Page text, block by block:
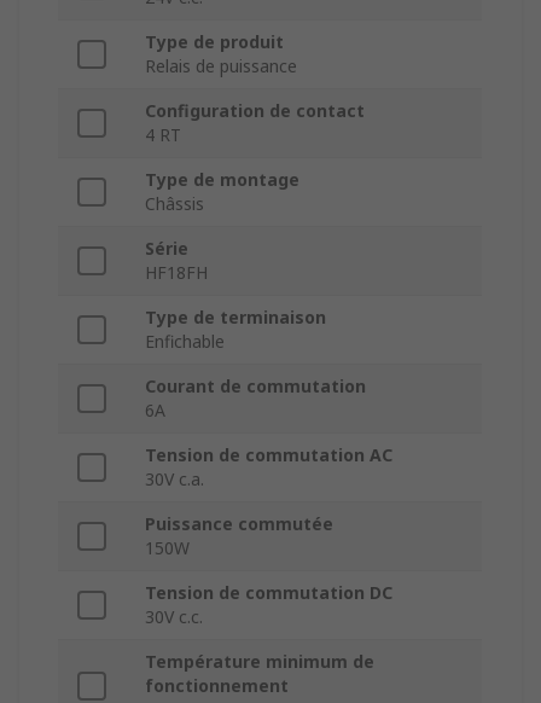
Type de produit
Relais de puissance
Configuration de contact
4 RT
Type de montage
Châssis
Série
HF18FH
Type de terminaison
Enfichable
Courant de commutation
6A
Tension de commutation AC
30V c.a.
Puissance commutée
150W
Tension de commutation DC
30V c.c.
Température minimum de
fonctionnement